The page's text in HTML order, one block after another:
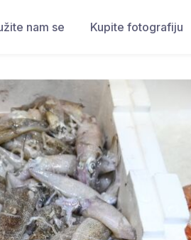
nam se Kupite fotografiju